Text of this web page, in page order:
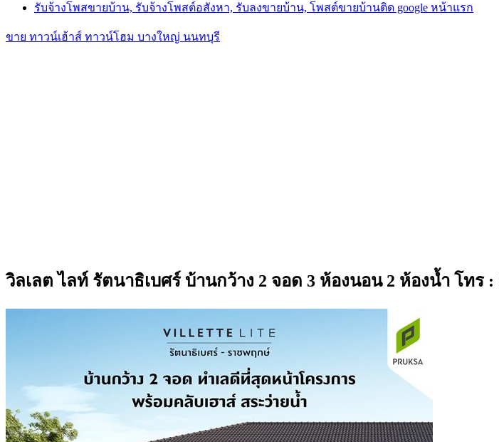
รับจ้างโพสขายบ้าน, รับจ้างโพสต์อสังหา, รับลงขายบ้าน, โพสต์ขายบ้านติด google หน้าแรก
ขาย ทาวน์เฮ้าส์ ทาวน์โฮม บางใหญ่ นนทบุรี
วิลเลต ไลท์ รัตนาธิเบศร์ บ้านกว้าง 2 จอด 3 ห้องนอน 2 ห้องน้ำ โทร :